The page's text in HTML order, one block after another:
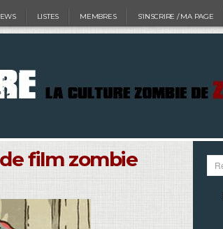
LISTES MEMBRES S’INSCRIRE / MA PAGE
film zombie